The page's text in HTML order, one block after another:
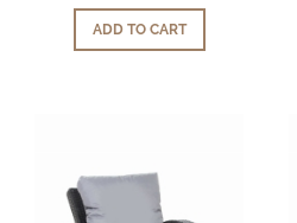
ADD TO CART